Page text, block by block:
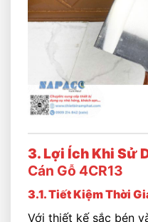
3. Lợi Ích Khi Sử
Cán Gỗ 4CR13
3.1. Tiết Kiệm Thời
Với thiết kế sắc bén